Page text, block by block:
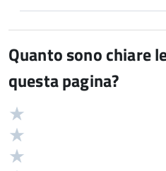
Quanto sono chiare
questa pagina?
Valutazione